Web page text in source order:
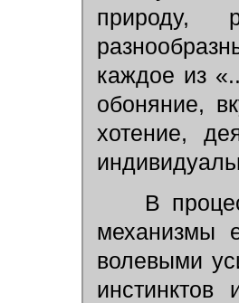
природу,
каждое из
обоняние,
хотение,
В
механизмы
волевыми